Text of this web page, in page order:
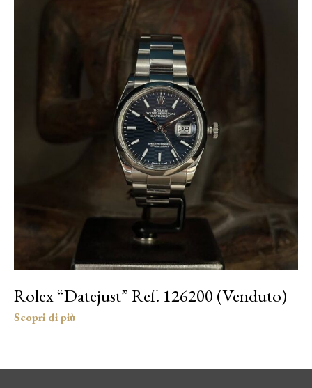
Rolex “Datejust” Ref. 126200 (Venduto)